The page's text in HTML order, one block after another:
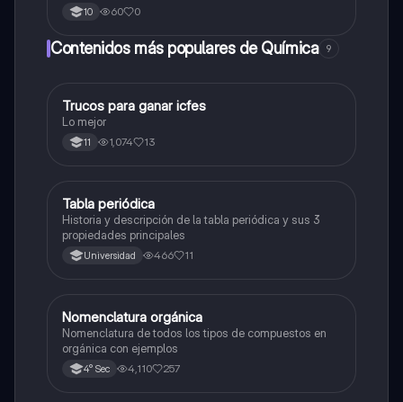
10 60 0
Contenidos más populares de Química 9
Química
Trucos para ganar icfes
Lo mejor
11 1,074 13
Química
Tabla periódica
Historia y descripción de la tabla periódica y sus 3
propiedades principales
Universidad 466 11
Química
Nomenclatura orgánica
Nomenclatura de todos los tipos de compuestos en
orgánica con ejemplos
4° Sec 4,110 257